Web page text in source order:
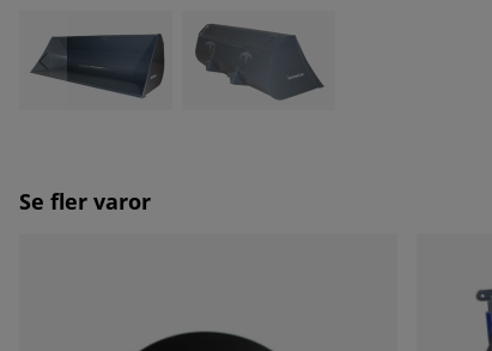
Se fler varor